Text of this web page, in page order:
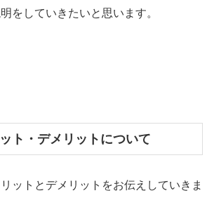
をしていきたいと思います。
ト・デメリットについて
ットとデメリットをお伝えしていきま